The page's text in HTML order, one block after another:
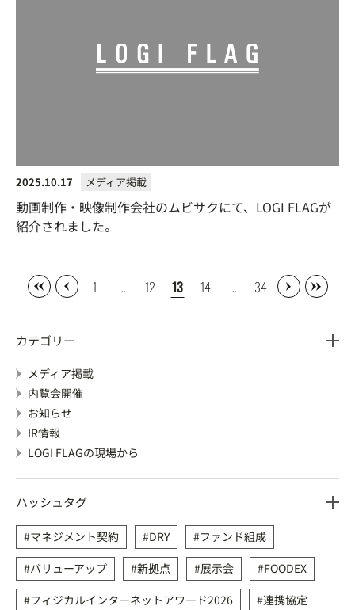
2025.10.17 メディア掲載
動画制作・映像制作会社のムビサクにて、LOGI FLAGが
紹介されました。
1 … 12 13 14 … 34
カテゴリー
メディア掲載
内覧会開催
お知らせ
IR情報
LOGI FLAGの現場から
ハッシュタグ
マネジメント契約 DRY
ファンド組成
バリューアップ
新拠点 展示会
FOODEX
フィジカルインターネットアワード2026
連携協定